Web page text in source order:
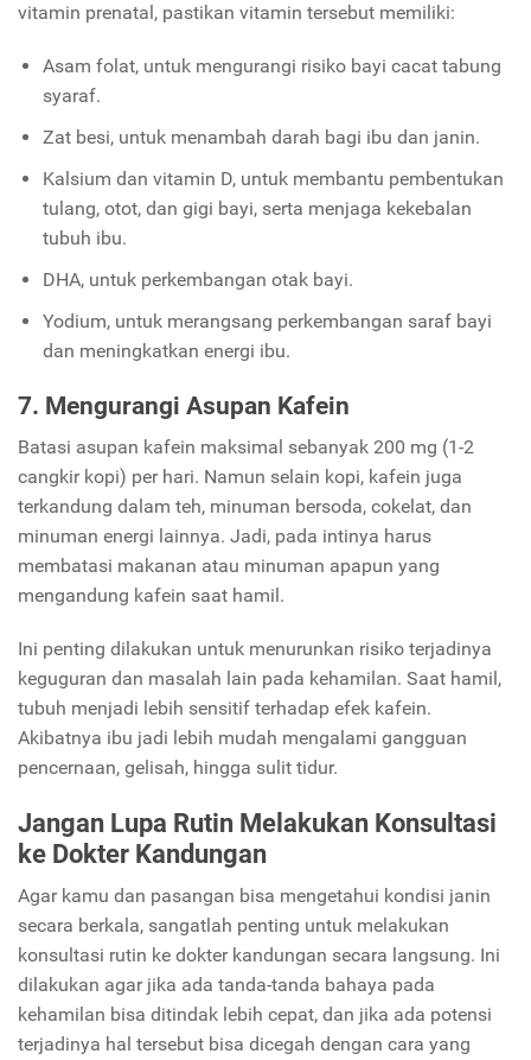
vitamin prenatal, pastikan vitamin tersebut memiliki:
Asam folat, untuk mengurangi risiko bayi cacat tabung
syaraf.
Zat besi, untuk menambah darah bagi ibu dan janin.
Kalsium dan vitamin D, untuk membantu pembentukan
tulang, otot, dan gigi bayi, serta menjaga kekebalan
tubuh ibu.
DHA, untuk perkembangan otak bayi.
Yodium, untuk merangsang perkembangan saraf bayi
dan meningkatkan energi ibu.
7. Mengurangi Asupan Kafein
Batasi asupan kafein maksimal sebanyak 200 mg (1-2
cangkir kopi) per hari. Namun selain kopi, kafein juga
terkandung dalam teh, minuman bersoda, cokelat, dan
minuman energi lainnya. Jadi, pada intinya harus
membatasi makanan atau minuman apapun yang
mengandung kafein saat hamil.
Ini penting dilakukan untuk menurunkan risiko terjadinya
keguguran dan masalah lain pada kehamilan. Saat hamil,
tubuh menjadi lebih sensitif terhadap efek kafein.
Akibatnya ibu jadi lebih mudah mengalami gangguan
pencernaan, gelisah, hingga sulit tidur.
Jangan Lupa Rutin Melakukan Konsultasi
ke Dokter Kandungan
Agar kamu dan pasangan bisa mengetahui kondisi janin
secara berkala, sangatlah penting untuk melakukan
konsultasi rutin ke dokter kandungan secara langsung. Ini
dilakukan agar jika ada tanda-tanda bahaya pada
kehamilan bisa ditindak lebih cepat, dan jika ada potensi
terjadinya hal tersebut bisa dicegah dengan cara yang